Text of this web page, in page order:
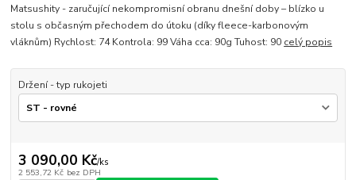
Matsushity - zaručující nekompromisní obranu dnešní doby – blízko u
stolu s občasným přechodem do útoku (díky fleece-karbonovým
vláknům) Rychlost: 74 Kontrola: 99 Váha cca: 90g Tuhost: 90 celý popis
Držení - typ rukojeti
3 090,00 Kč/ks
2 553,72 Kč bez DPH